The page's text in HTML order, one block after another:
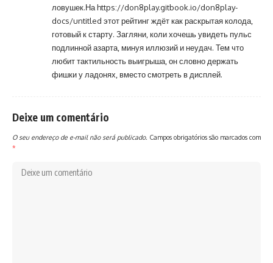
ловушек.Наhttps://don8play.gitbook.io/don8play-
docs/untitled этот рейтинг ждёт как раскрытая колода,
готовый к старту. Загляни, коли хочешь увидеть пульс
подлинной азарта, минуя иллюзий и неудач. Тем что
любит тактильность выигрыша, он словно держать
фишки у ладонях, вместо смотреть в дисплей.
Deixe um comentário
O seu endereço de e-mail não será publicado. Campos obrigatórios são marcados com
*